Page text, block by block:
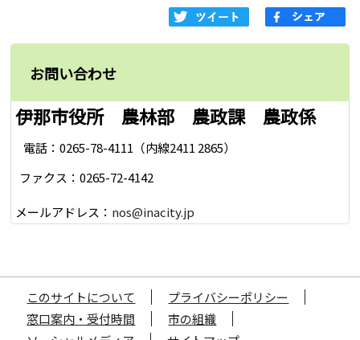
お問い合わせ
伊那市役所 農林部 農政課 農政係
電話：0265-78-4111（内線2411 2865）
ファクス：0265-72-4142
メールアドレス： nos@inacity.jp
このサイトについて
プライバシーポリシー
窓口案内・受付時間
市の組織